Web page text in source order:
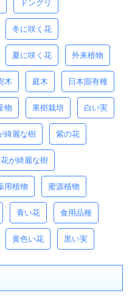
ドングリ
冬に咲く花
夏に咲く花 外来植物
木 庭木 日本固有種
物 果樹栽培 白い実
綺麗な樹 紫の花
花が綺麗な樹
用植物 蜜源植物
青い花 食用品種
黄色い花 黒い実